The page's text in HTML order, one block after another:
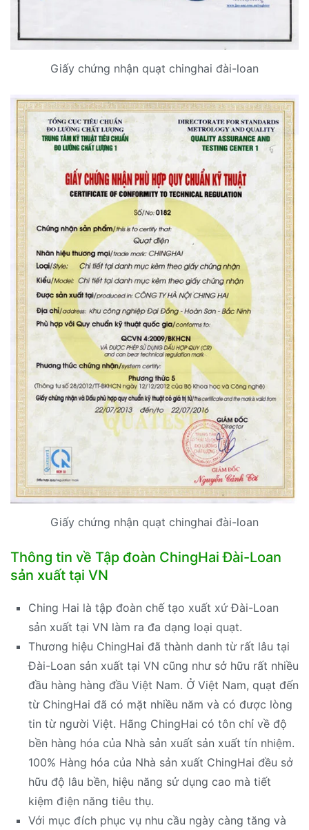
Giấy chứng nhận quạt chinghai đài-loan
Giấy chứng nhận quạt chinghai đài-loan
Thông tin về Tập đoàn ChingHai Đài-Loan
sản xuất tại VN
Ching Hai là tập đoàn chế tạo xuất xứ Đài-Loan
sản xuất tại VN làm ra đa dạng loại quạt.
Thương hiệu ChingHai đã thành danh từ rất lâu tại
Đài-Loan sản xuất tại VN cũng như sở hữu rất nhiều
đầu hàng hàng đầu Việt Nam. Ở Việt Nam, quạt đến
từ ChingHai đã có mặt nhiều năm và có được lòng
tin từ người Việt. Hãng ChingHai có tôn chỉ về độ
bền hàng hóa của Nhà sản xuất sản xuất tín nhiệm.
100% Hàng hóa của Nhà sản xuất ChingHai đều sở
hữu độ lâu bền, hiệu năng sử dụng cao mà tiết
kiệm điện năng tiêu thụ.
Với mục đích phục vụ nhu cầu ngày càng tăng và